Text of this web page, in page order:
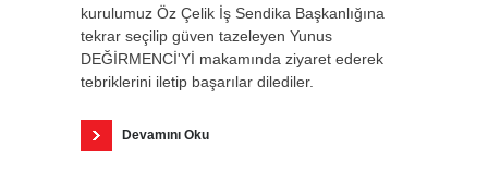
kurulumuz Öz Çelik İş Sendika Başkanlığına
tekrar seçilip güven tazeleyen Yunus
DEĞİRMENCİ'Yİ makamında ziyaret ederek
tebriklerini iletip başarılar dilediler.
Devamını Oku